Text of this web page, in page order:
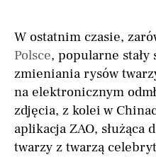
W ostatnim czasie,
Polsce, popularne
zmieniania rysów
na elektronicznym
zdjęcia, z kolei w
aplikacja ZAO, służąca
twarzy z twarzą